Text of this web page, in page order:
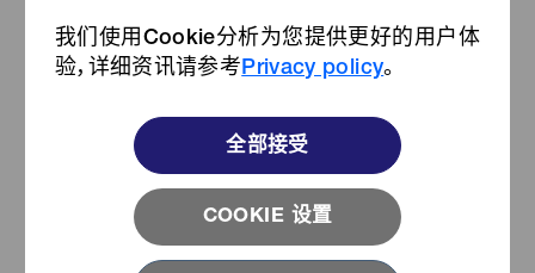
我们使用Cookie分析为您提供更好的用户体
验，详细资讯请参考Privacy policy。
COOKIE 设置
全部接受
联合项目: 花絮 Hannah Dye 服装
作品